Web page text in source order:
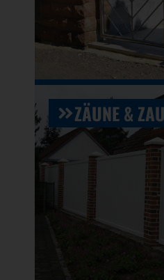
ZÄUNE &